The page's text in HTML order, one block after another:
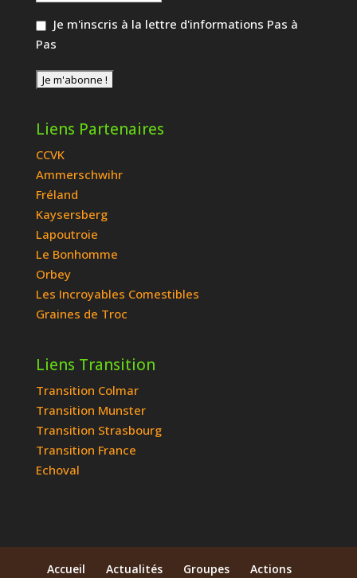
Je m'inscris à la lettre d'informations Pas à
Pas
Liens Partenaires
CCVK
Ammerschwihr
Fréland
Kaysersberg
Lapoutroie
Le Bonhomme
Orbey
Les Incroyables Comestibles
Graines de Troc
Liens Transition
Transition Colmar
Transition Munster
Transition Strasbourg
Transition France
Echoval
Accueil Actualités Groupes Actions